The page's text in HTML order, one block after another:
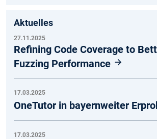
Aktuelles
27.11.2025
Refining Code Coverage to
Fuzzing Performance
17.03.2025
OneTutor in bayernweiter
17.03.2025